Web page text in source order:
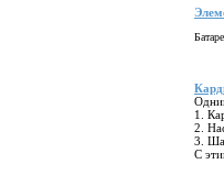
1.
2.
3.
С